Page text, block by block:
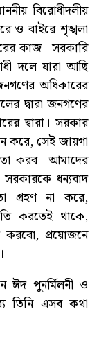
বিরোধীদলীয়
ও বাইরে শৃঙ্খলা
কাজ। সরকারি
দলে যারা আছি
অধিকারের
দ্বারা জনগণের
দ্বারা। সরকার
করে, সেই জায়গা
করব। আমাদের
ধন্যবাদ
গ্রহণ না করে,
করতেই থাকে,
করবো, প্রয়োজনে
ঈদ পুনর্মিলনী ও
তিনি এসব কথা